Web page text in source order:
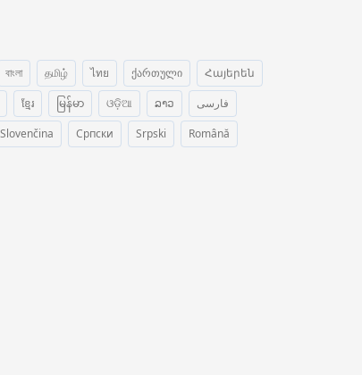
বাংলা தமிழ் ไทย ქართული
Հայերեն
ខ្មែរ မြန်မာ ଓଡ଼ିଆ ລາວ
فارسی
Slovenčina Српски Srpski
Română